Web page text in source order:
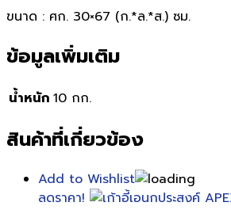
ขนาด : ศก. 30×67 (ก.*ล.*ส.) ซม.
ข้อมูลเพิ่มเติม
น้ำหนัก 10 กก.
สินค้าที่เกี่ยวข้อง
Add to Wishlist
ลดราคา!